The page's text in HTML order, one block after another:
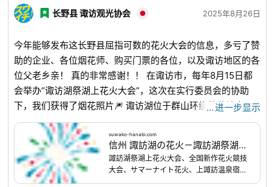
局 TEL：０９８５－２２－１１２２（周一至周五）10点～
17点（节假日除外） 🔍什么是桂神乐？ 桂神乐是传承于宫崎
县桂地区的桂集落的神乐，作为向桂正八幡神社的奉献而继承
下来。据说神社是南北朝时代从关东劝请而来，至今仍传承着
神秘的历史和传统。 ⛩️奉献时期 ・大神乐（夜神乐）在迁宫
或神殿改建、实现愿望之际等不定期奉献。 ・通常在春季和
秋季的例大祭上奉献“神乐三番”。
长野县 诹访观光协会 2025年8月26日
今年能够发布这长野县屈指可数的花火大会的信息，多亏了赞
助的企业、各位烟花师、购买门票的各位，以及诹访地区的各
位父老乡亲！ 真的非常感谢！！ 在诹访市，每年8月15日都
会举办“诹访湖祭湖上花火大会”，这次在实行委员会的协助
下，我们获得了烟花照片🎆 诹访湖位于群山环绕的盆地中，
所以声音的回响和冲击力非常厉害！ 这是在其他地方绝对体
验不到的震撼力哦！！！ 还没来过的朋友，或者稍微有点感
兴趣的朋友，明年请一定要来诹访湖玩哦✨ 我们恭候大家的
光临！！！suwako-hanabi.com/
…进一步显示
suwako-hanabi.com
信州 諏訪湖の花火－諏訪湖祭湖上花火大会・全国新作花火競技大会・サマーナイト花火・上諏訪温泉宿泊感謝イベント－ | 諏訪湖祭湖上花火大会、全国新作花火競技大会、サマーナイト花火、上諏訪温泉宿泊感謝イベントなど、諏訪湖の花火についてご紹介いたします。
諏訪湖祭湖上花火大会、全国新作花火競技
大会、サマーナイト花火、上諏訪温泉宿泊